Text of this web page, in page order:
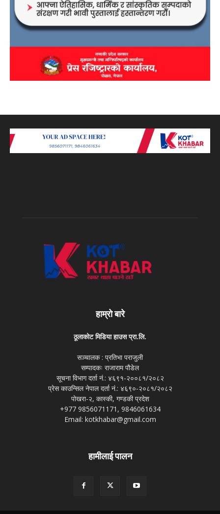
हाम्रो बारे
ठूलाकोट मिडिया हाउस प्रा.लि.
सञ्चालक : प्रतिभा पराजुली
सम्पादकः राजाराम पौडेल
सूचना विभाग दर्ता नं.: ४६९१-२००८१/२०८२
प्रेस काउन्सिल नेपाल दर्ता नं.: ४६९०-२०८१/२०८२
पोखरा-२, कास्की, गण्डकी प्रदेश
+977 9856071171, 9846061634
Email: kotkhabar@gmail.com
हामीलाई पालन